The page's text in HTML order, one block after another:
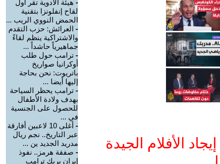
الأفلام الجيدة
- هيئة الأدوية تقر أول
لقاح إنفلونزا بتقنية
الحمض النووي الريب ...
- العرائش: حزب التقدم
والاشتراكية ينظم لقاءً
جماهيرياً حاشداً ...
- ترامب حول طلب
أوكرانيا صواريخ
باتريوت: نحن بحاجة
إليها أيضا ...
- ترامب يحظر السياحة
بهدف ولادة الأطفال
للحصول على الجنسية
في ...
-
أغلى 10 لاعبين أفارقة
عبر التاريخ.. نجم ريال
مدريد الجديد ين ...
- صفقة هرمز.. نفوذ
إيران يربك ترامب